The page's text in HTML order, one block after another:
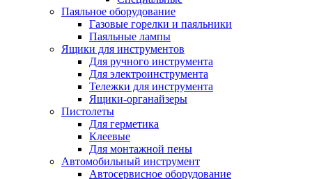
Паяльное оборудование
Газовые горелки и паяльники
Паяльные лампы
Ящики для инструментов
Для ручного инструмента
Для электроинструмента
Тележки для инструмента
Ящики-органайзеры
Пистолеты
Для герметика
Клеевые
Для монтажной пены
Автомобильный инструмент
Автосервисное оборудование